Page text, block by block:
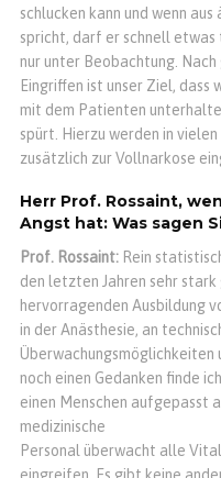
schlucken kann und wenn
spricht, darf er schnell etwas
nur unter Beobachtung. Nach
Eingriffen ist unser Ziel, dass
mit dem Patienten
spürt. Hierzu werden in
zusätzlich zur Vollnarkose
Herr Prof. Rossaint,
Angst hat: Was sagen
Prof. Rossaint: Rein
den letzten Jahren sehr
hervorragenden Ausbildung
in der Anästhesie, an
Überwachungsmöglichkeiten
noch einen Gedanken finde
einen Menschen aufgepasst
medizinische
Personal überwacht alle
eingreifen. Es gibt keine